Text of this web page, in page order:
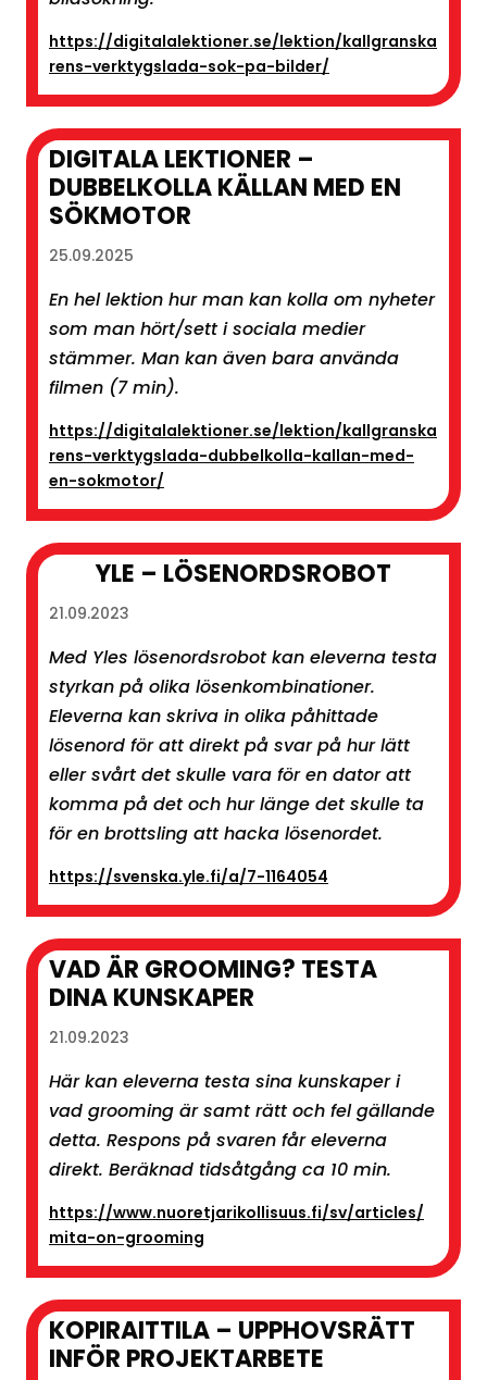
https://digitalalektioner.se/lektion/kallgranska
rens-verktygslada-sok-pa-bilder/
DIGITALA LEKTIONER –
DUBBELKOLLA KÄLLAN MED EN
SÖKMOTOR
25.09.2025
En hel lektion hur man kan kolla om nyheter
som man hört/sett i sociala medier
stämmer. Man kan även bara använda
filmen (7 min).
https://digitalalektioner.se/lektion/kallgranska
rens-verktygslada-dubbelkolla-kallan-med-
en-sokmotor/
YLE – LÖSENORDSROBOT
21.09.2023
Med Yles lösenordsrobot kan eleverna testa
styrkan på olika lösenkombinationer.
Eleverna kan skriva in olika påhittade
lösenord för att direkt på svar på hur lätt
eller svårt det skulle vara för en dator att
komma på det och hur länge det skulle ta
för en brottsling att hacka lösenordet.
https://svenska.yle.fi/a/7-1164054
VAD ÄR GROOMING? TESTA
DINA KUNSKAPER
21.09.2023
Här kan eleverna testa sina kunskaper i
vad grooming är samt rätt och fel gällande
detta. Respons på svaren får eleverna
direkt. Beräknad tidsåtgång ca 10 min.
https://www.nuoretjarikollisuus.fi/sv/articles/
mita-on-grooming
KOPIRAITTILA – UPPHOVSRÄTT
INFÖR PROJEKTARBETE